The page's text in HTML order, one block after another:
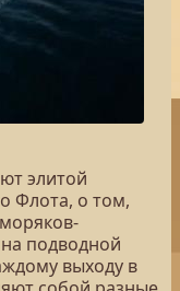
элитой
Флота, о том,
подводной
выходу в